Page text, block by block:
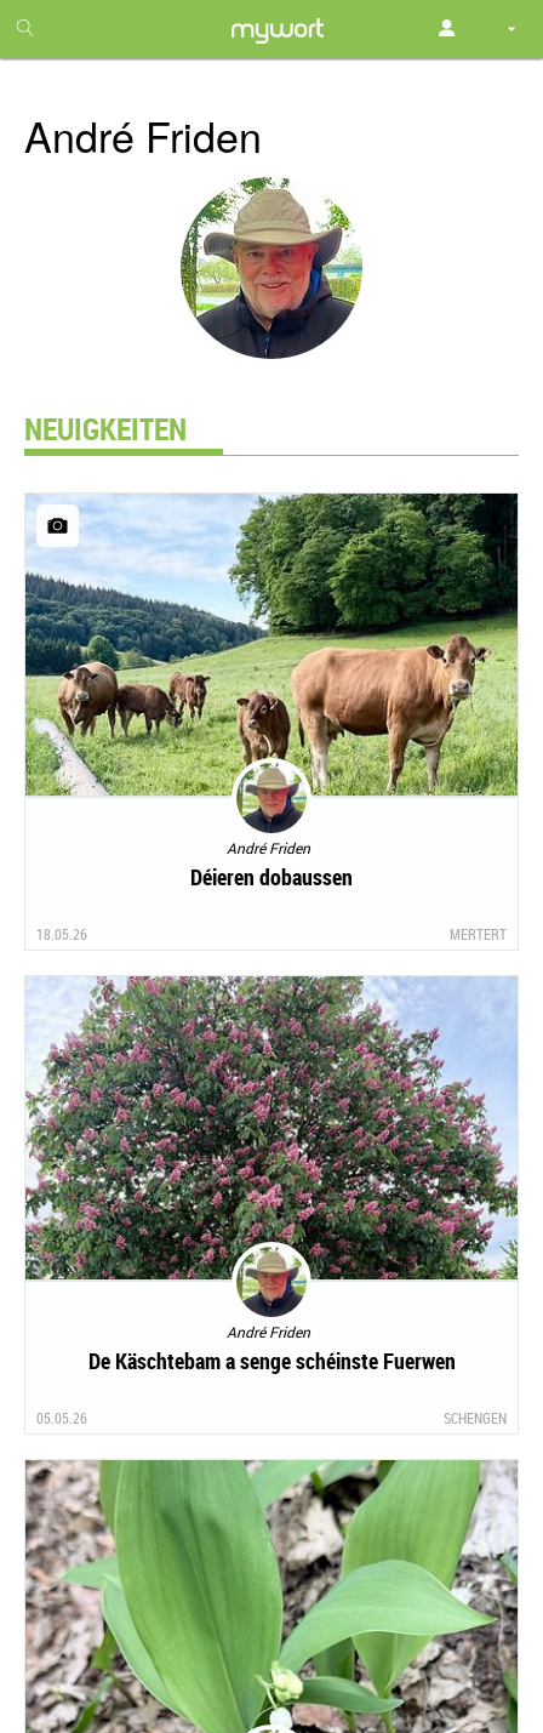
month
free
André Friden
NEUIGKEITEN
André Friden
Déieren dobaussen
18.05.26 MERTERT
André Friden
De Käschtebam a senge schéinste Fuerwen
05.05.26 SCHENGEN